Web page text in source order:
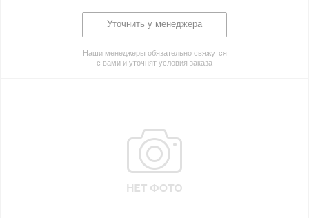
Уточнить у менеджера
Наши менеджеры обязательно свяжутся
с вами и уточнят условия заказа